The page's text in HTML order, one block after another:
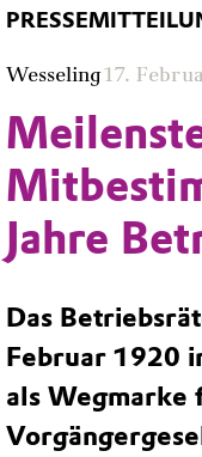
Wesseling17.
Jahre
Das
Februar 1920
als